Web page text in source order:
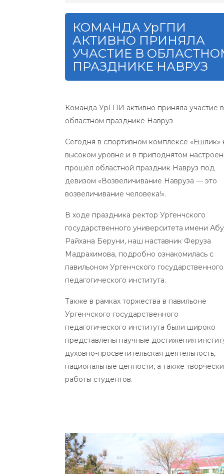
КОМАНДА УрГПИ
АКТИВНО ПРИНЯЛА
УЧАСТИЕ В
ПРАЗДНИКЕ НАВРУЗ
Команда УрГПИ активно приняла участие в
областном празднике Навруз
Сегодня в спортивном комплексе «Ёшлик»
высоком уровне и в приподнятом
прошёл областной праздник Навруз под
девизом «Возвеличивание Навруза — это
возвеличивание человека!».
В ходе праздника ректор Ургенчского
государственного университета имени Абу
Райхана Беруни, наш наставник Феруза
Мадрахимова, подробно ознакомилась с
павильоном Ургенчского государственного
педагогического института.
Также в рамках торжества в павильоне
Ургенчского государственного
педагогического института были широко
представлены научные достижения
духовно-просветительская деятельность,
национальные ценности, а также
работы студентов.